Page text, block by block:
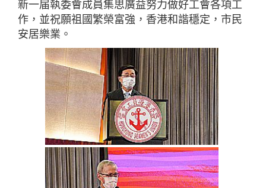
新一届執委會成員集思廣益努力做好工會各項工
作，並祝願祖國繁榮富強，香港和諧穩定，市民
安居樂業。